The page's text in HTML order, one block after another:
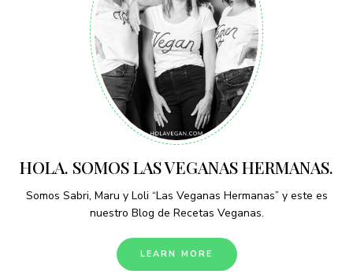
HOLA. SOMOS LAS VEGANAS HERMANAS.
Somos Sabri, Maru y Loli “Las Veganas Hermanas” y este es
nuestro Blog de Recetas Veganas.
LEARN MORE